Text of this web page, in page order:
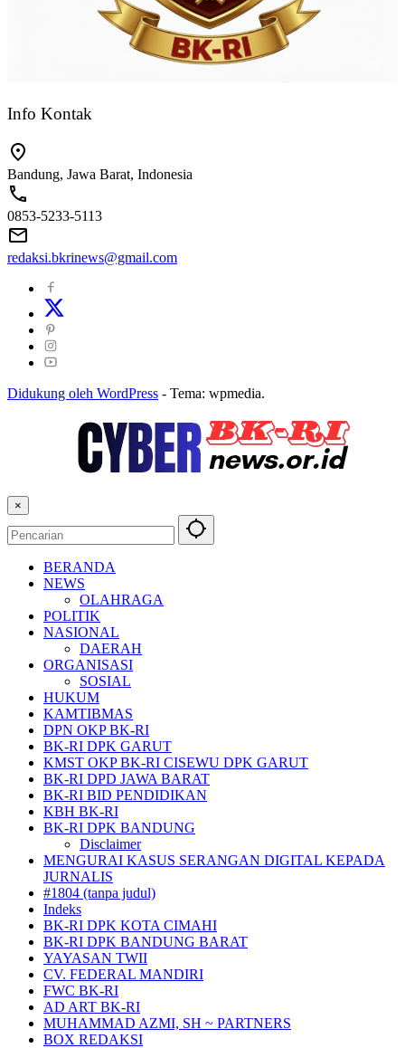
Info Kontak
Bandung, Jawa Barat, Indonesia
0853-5233-5113
redaksi.bkrinews@gmail.com
Didukung oleh WordPress - Tema: wpmedia.
×
BERANDA
NEWS
OLAHRAGA
POLITIK
NASIONAL
DAERAH
ORGANISASI
SOSIAL
HUKUM
KAMTIBMAS
DPN OKP BK-RI
BK-RI DPK GARUT
KMST OKP BK-RI CISEWU DPK GARUT
BK-RI DPD JAWA BARAT
BK-RI BID PENDIDIKAN
KBH BK-RI
BK-RI DPK BANDUNG
Disclaimer
MENGURAI KASUS SERANGAN DIGITAL KEPADA
JURNALIS
#1804 (tanpa judul)
Indeks
BK-RI DPK KOTA CIMAHI
BK-RI DPK BANDUNG BARAT
YAYASAN TWII
CV. FEDERAL MANDIRI
FWC BK-RI
AD ART BK-RI
MUHAMMAD AZMI, SH ~ PARTNERS
BOX REDAKSI